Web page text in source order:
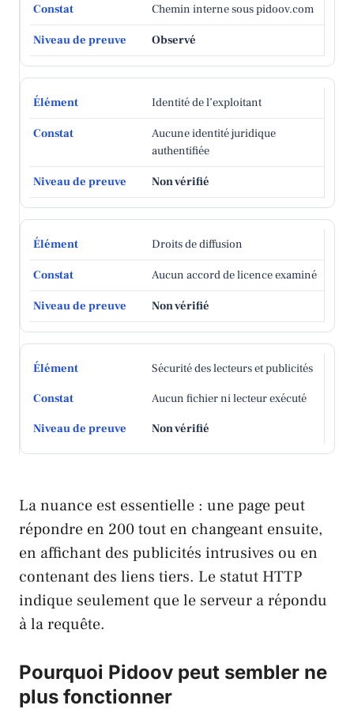
Chemin interne sous pidoov.com
Observé
Identité de l’exploitant
Aucune identité juridique
authentifiée
Non vérifié
Droits de diffusion
Aucun accord de licence examiné
Non vérifié
Sécurité des lecteurs et publicités
Aucun fichier ni lecteur exécuté
Non vérifié
La nuance est essentielle : une page peut
répondre en 200 tout en changeant ensuite,
en affichant des publicités intrusives ou en
contenant des liens tiers. Le statut HTTP
indique seulement que le serveur a répondu
à la requête.
Pourquoi Pidoov peut sembler ne
plus fonctionner